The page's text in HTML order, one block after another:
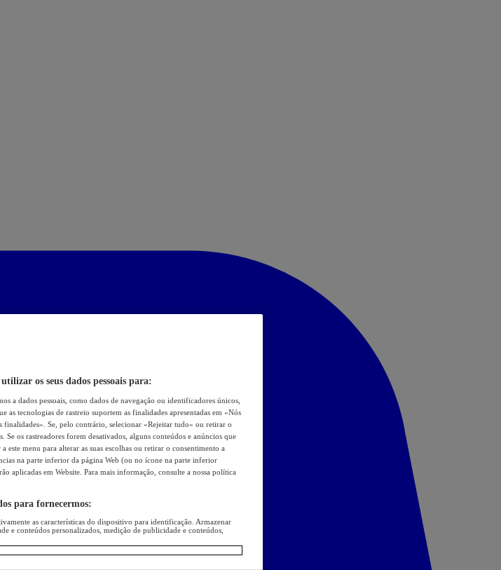
os seus dados pessoais para:
a dados pessoais, como dados de navegação ou identificadores únicos,
as tecnologias de rastreio suportem as finalidades apresentadas em «Nós
finalidades». Se, pelo contrário, selecionar «Rejeitar tudo» ou retirar o
Se os rastreadores forem desativados, alguns conteúdos e anúncios que
este menu para alterar as suas escolhas ou retirar o consentimento a
na parte inferior da página Web (ou no ícone na parte inferior
aplicadas em Website. Para mais informação, consulte a nossa política
para fornecermos:
as características do dispositivo para identificação. Armazenar
e conteúdos personalizados, medição de publicidade e conteúdos,